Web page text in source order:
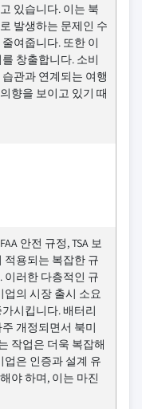
있습니다. 이는 북
발생하는 문제인 수
여줍니다. 또한 이
창출합니다. 소비
관과 연계되는 여행
향을 보이고 있기 때
안전 규정, TSA 보
적용되는 복잡한 규
이러한 다층적인 규
의 시장 출시 소요
시킵니다. 배터리
개정되면서 북미
작업은 더욱 복잡해
업은 인증과 설계 유
야 하며, 이는 마진